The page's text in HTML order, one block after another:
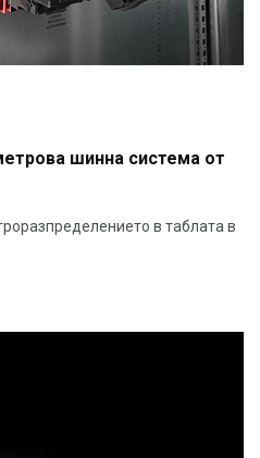
шинна система от
в таблата в